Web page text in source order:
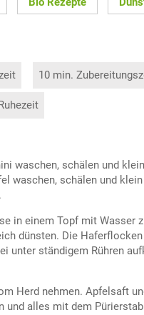
10 min.
waschen, schälen und
waschen, schälen und
in einem Topf mit Wasser
dünsten. Die
unter ständigem Rühren
Herd nehmen. Apfelsaft
und alles mit dem